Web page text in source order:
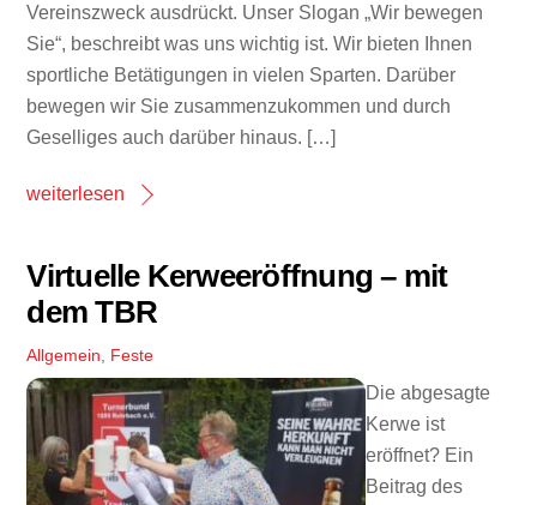
Vereinszweck ausdrückt. Unser Slogan „Wir bewegen
Sie“, beschreibt was uns wichtig ist. Wir bieten Ihnen
sportliche Betätigungen in vielen Sparten. Darüber
bewegen wir Sie zusammenzukommen und durch
Geselliges auch darüber hinaus. […]
weiterlesen
Virtuelle Kerweeröffnung – mit
dem TBR
Allgemein Feste
Die abgesagte
Kerwe ist
eröffnet? Ein
Beitrag des